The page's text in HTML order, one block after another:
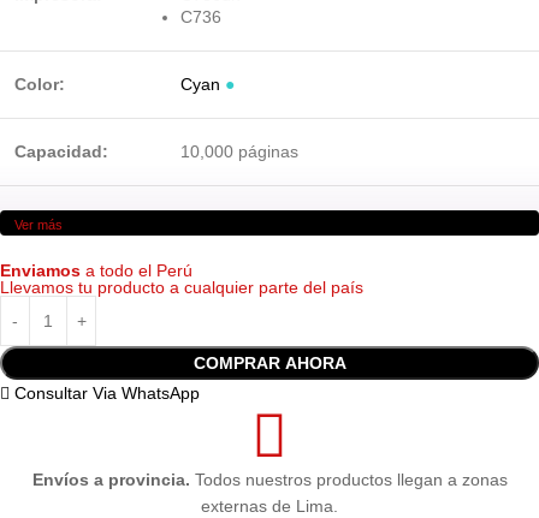
C736
Color: Cyan ●
Capacidad: 10,000 páginas
Ver más
Enviamos a todo el Perú
Llevamos tu producto a cualquier parte del país
COMPRAR AHORA
Consultar Via WhatsApp
Envíos a provincia. Todos nuestros productos llegan a zonas
externas de Lima.